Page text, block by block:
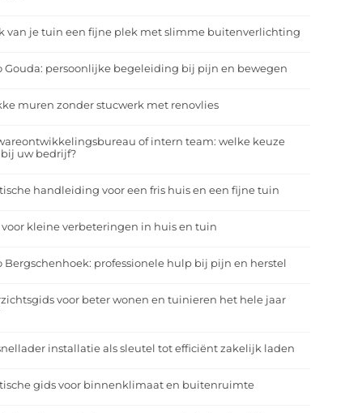
van je tuin een fijne plek met slimme buitenverlichting
Gouda: persoonlijke begeleiding bij pijn en bewegen
muren zonder stucwerk met renovlies
of intern team: welke keuze
bij uw bedrijf?
handleiding voor een fris huis en een fijne tuin
voor kleine verbeteringen in huis en tuin
Bergschenhoek: professionele hulp bij pijn en herstel
voor beter wonen en tuinieren het hele jaar
installatie als sleutel tot efficiënt zakelijk laden
gids voor binnenklimaat en buitenruimte